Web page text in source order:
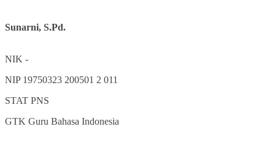
Sunarni, S.Pd.
NIK -
NIP 19750323 200501 2 011
STAT PNS
GTK Guru Bahasa Indonesia